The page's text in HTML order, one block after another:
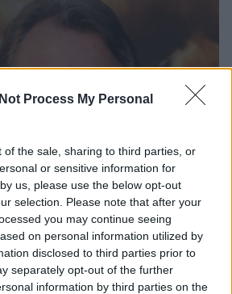
Process My Personal
of the sale, sharing to third parties, or
or sensitive information for
us, please use the below opt-out
selection. Please note that after your
you may continue seeing
on personal information utilized by
disclosed to third parties prior to
separately opt-out of the further
information by third parties on the